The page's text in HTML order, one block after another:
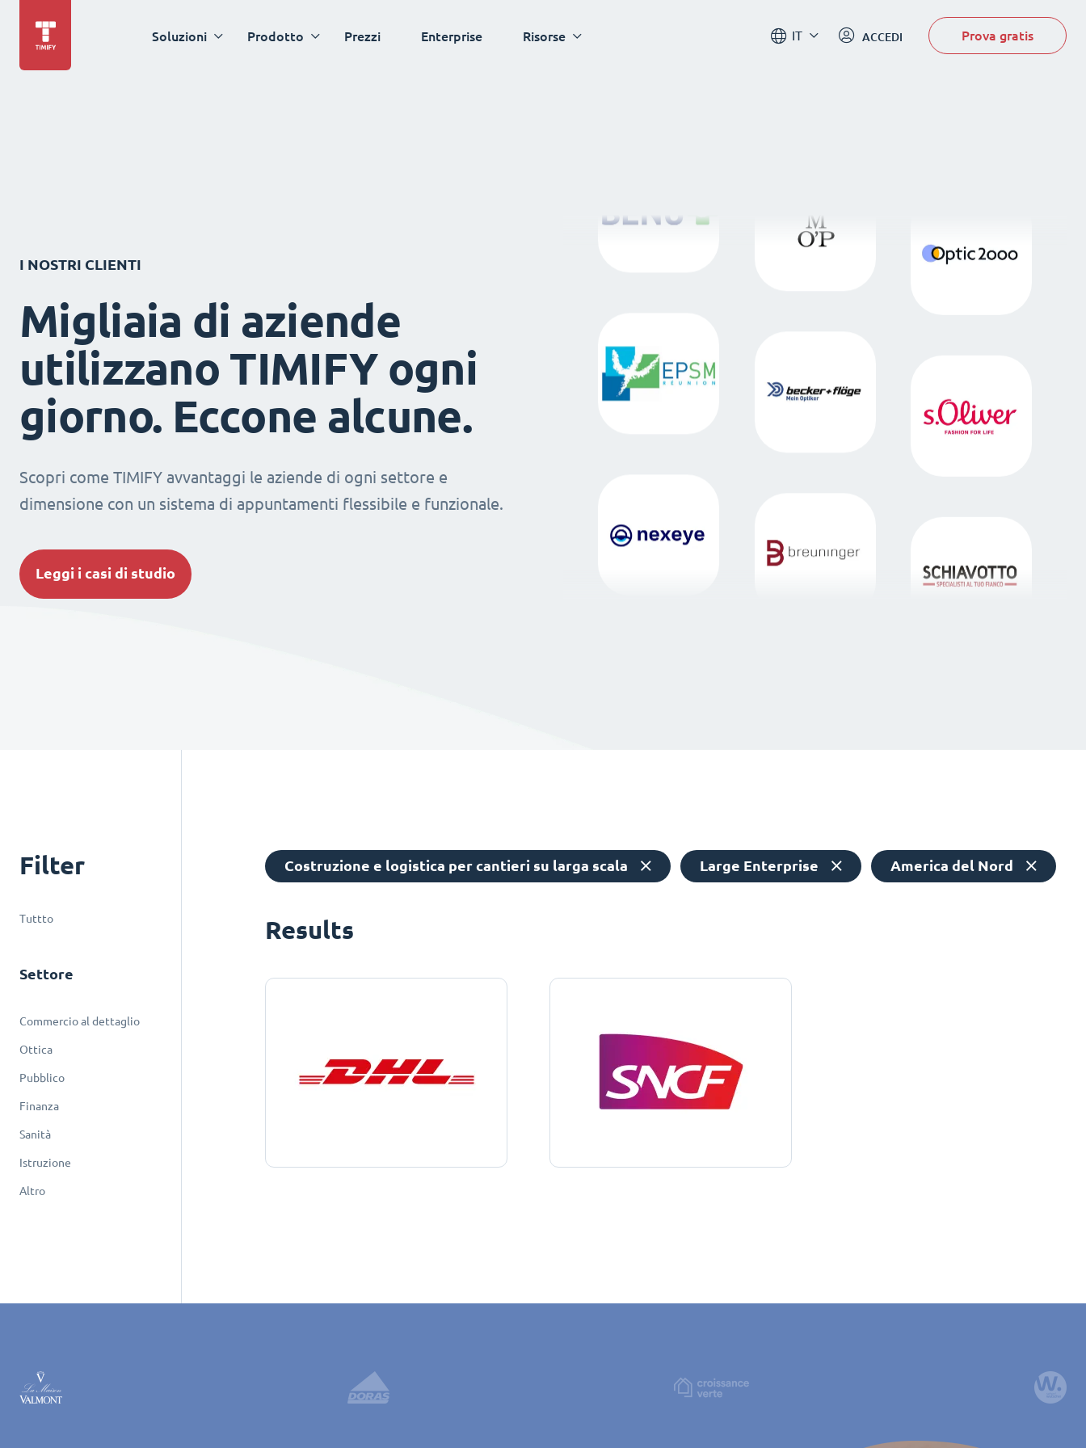
Soluzioni Prodotto Prezzi Enterprise Risorse IT ACCEDI Prova gratis
I NOSTRI CLIENTI
Migliaia di aziende
utilizzano TIMIFY ogni
giorno. Eccone alcune.
Scopri come TIMIFY avvantaggi le aziende di ogni settore e
dimensione con un sistema di appuntamenti flessibile e funzionale.
Leggi i casi di studio
Filter
Tuttto
Settore
Commercio al dettaglio
Ottica
Pubblico
Finanza
Sanità
Istruzione
Altro
Costruzione e logistica per cantieri su larga scala Large Enterprise America del Nord
Results